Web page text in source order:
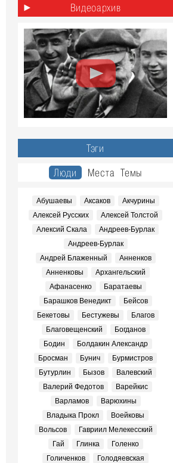
атлетика эстафета
на стадионе «Труд»,
Фото, 1.5.1980
Видеоархив
Тэги
Люди
Места Темы
Абушаевы Аксаков
Акчурины
Алексей Русских
Алексей Толстой
Алексий Скала
Андреев-Бурлак
Андреев-Бурлак
Андрей Блаженный
Анненков
Анненковы
Архангельский
Афанасенко
Баратаевы
Барашков Венедикт
Бейсов
Бекетовы
Бестужевы
Благов
Благовещенский
Богданов
Бодин
Болдакин Александр
Бросман
Бунич
Бурмистров
Бутурлин
Бызов
Валевский
Валерий Федотов
Варейкис
Варламов
Варюхины
Владыка Прокл
Воейковы
Вольсов
Гавриил Мелекесский
Гай
Глинка
Голенко
Голиченков
Голодяевская